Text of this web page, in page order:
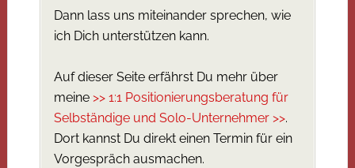
Dann lass uns miteinander sprechen, wie
ich Dich unterstützen kann.
Auf dieser Seite erfährst Du mehr über
meine >> 1:1 Positionierungsberatung für
Selbständige und Solo-Unternehmer >>.
Dort kannst Du direkt einen Termin für ein
Vorgespräch ausmachen.